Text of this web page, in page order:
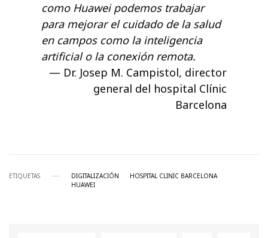
como Huawei podemos trabajar
para mejorar el cuidado de la salud
en campos como la inteligencia
artificial o la conexión remota.
Dr. Josep M. Campistol, director
general del hospital Clínic
Barcelona
ETIQUETAS DIGITALIZACIÓN
HOSPITAL CLINIC BARCELONA
HUAWEI